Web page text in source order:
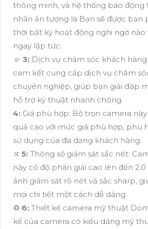
thông minh, và hệ thống báo động
nhấn ấn tượng là Bạn sẽ được bạn
thời bất kỳ hoạt động nghi ngờ nào
ngay lập tức.
🤛 3: Dịch vụ chăm sóc khách hàng
cam kết cung cấp dịch vụ chăm
chuyên nghiệp, giúp bạn giải đáp
hỗ trợ kỹ thuật nhanh chóng.
4: Giá phù hợp: Bộ trọn camera
quả cao với mức giá phù hợp, phù
sử dụng của đa dạng khách hàng.
⤭ 5: Thông số giám sát sắc nét:
này có độ phân giải cao lên đến
ảnh giám sát rõ nét và sắc sharp,
mọi chi tiết một cách dễ dàng.
♻️ 6: Thiết kế camera mỹ thuật
kế của camera có kiểu dáng mỹ